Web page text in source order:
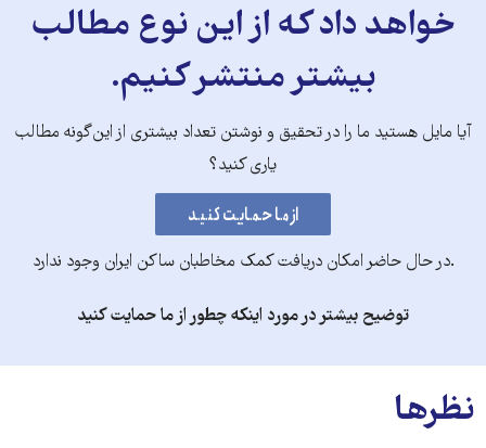
خواهد داد که از این نوع مطالب
بیشتر منتشر کنیم.
آیا مایل هستید ما را در تحقیق و نوشتن تعداد بیشتری از این‌گونه مطالب
یاری کنید؟
.در حال حاضر امکان دریافت کمک مخاطبان ساکن ایران وجود ندارد
توضیح بیشتر در مورد اینکه چطور از ما حمایت کنید
نظرها